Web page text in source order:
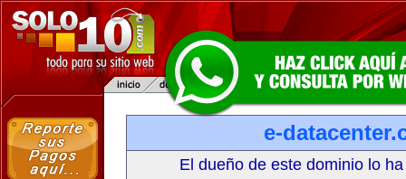
e-
El dueño de este dominio lo